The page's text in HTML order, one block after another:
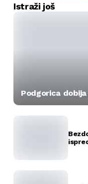
Istraži još
Podgorica